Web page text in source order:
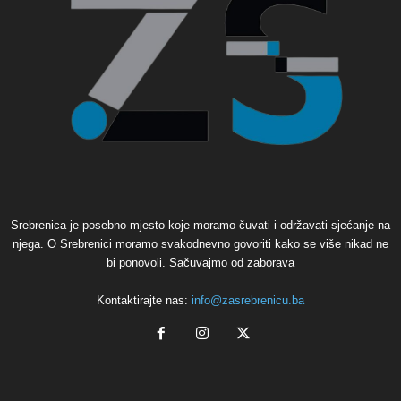
Srebrenica je posebno mjesto koje moramo čuvati i održavati sjećanje na
njega. O Srebrenici moramo svakodnevno govoriti kako se više nikad ne
bi ponovoli. Sačuvajmo od zaborava
Kontaktirajte nas: info@zasrebrenicu.ba